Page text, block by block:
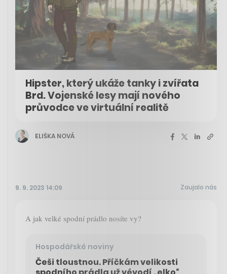
Hipster, který ukáže tanky i zvířata
Brd. Vojenské lesy mají nového
průvodce ve virtuální realitě
ELIŠKA NOVÁ
9. 9. 2023 14:09 Zaujalo nás
A jak velké spodní prádlo nosíte vy?
Hospodářské noviny
Češi tloustnou. Příčkám velikosti